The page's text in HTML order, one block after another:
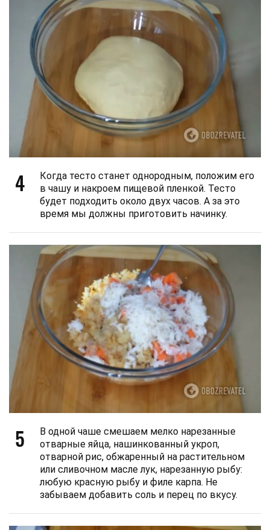
4
Когда тесто станет однородным, положим его
в чашу и накроем пищевой пленкой. Тесто
будет подходить около двух часов. А за это
время мы должны приготовить начинку.
5
В одной чаше смешаем мелко нарезанные
отварные яйца, нашинкованный укроп,
отварной рис, обжаренный на растительном
или сливочном масле лук, нарезанную рыбу:
любую красную рыбу и филе карпа. Не
забываем добавить соль и перец по вкусу.